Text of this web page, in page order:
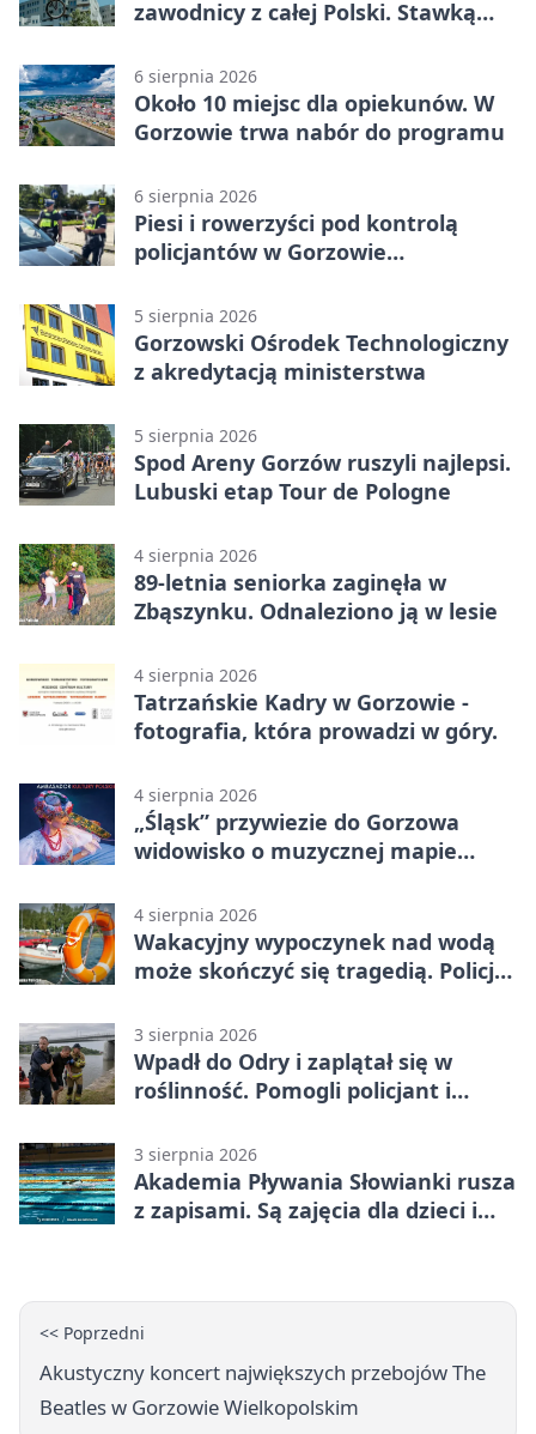
zawodnicy z całej Polski. Stawką
6 sierpnia 2026
Około 10 miejsc dla opiekunów. W
Gorzowie trwa nabór do programu
6 sierpnia 2026
Piesi i rowerzyści pod kontrolą
policjantów w Gorzowie
5 sierpnia 2026
Gorzowski Ośrodek Technologiczny
z akredytacją ministerstwa
5 sierpnia 2026
Spod Areny Gorzów ruszyli najlepsi.
Lubuski etap Tour de Pologne
4 sierpnia 2026
89-letnia seniorka zaginęła w
Zbąszynku. Odnaleziono ją w lesie
4 sierpnia 2026
Tatrzańskie Kadry w Gorzowie -
fotografia, która prowadzi w góry.
4 sierpnia 2026
„Śląsk” przywiezie do Gorzowa
widowisko o muzycznej mapie
4 sierpnia 2026
Wakacyjny wypoczynek nad wodą
może skończyć się tragedią. Policja
3 sierpnia 2026
Wpadł do Odry i zaplątał się w
roślinność. Pomogli policjant i
3 sierpnia 2026
Akademia Pływania Słowianki rusza
z zapisami. Są zajęcia dla dzieci i
<< Poprzedni
Akustyczny koncert największych przebojów The
Beatles w Gorzowie Wielkopolskim